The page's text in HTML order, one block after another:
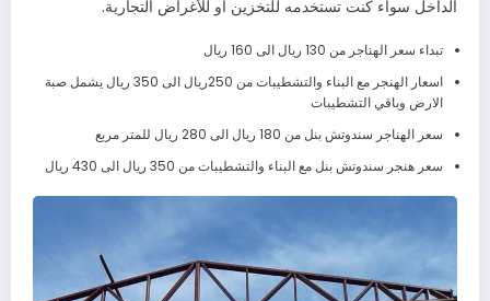
الداخل سواء كنت تستخدمه للتخزين أو للأغراض التجارية.
تبداء سعر الهناجر من 130 ريال الى 160 ريال
اسعار الهنجر مع البناء والتشطيبات من 250ريال الى 350 ريال يشمل صبة
الارض وباقي التشطيبات
سعر الهناجر سندوتش بنل من 180 ريال الى 280 ريال للمتر مربع
سعر هنجر سندوتش بنل مع البناء والتشطيبات من 350 ريال الى 430 ريال